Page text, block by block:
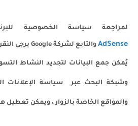
لمراجعة سياسة الخصوصية
AdSense والتابع لشركة Google يرجى النقر
يُمكن جمع البيانات لتجديد النشاط
وشبكة البحث عبر سياسة الإعلانات
والمواقع الخاصة بالزوار ، ويمكن تعطيل